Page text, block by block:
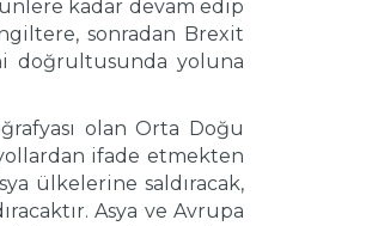
kadar devam edip
sonradan Brexit
doğrultusunda yoluna
olan Orta Doğu
ifade etmekten
ülkelerine saldıracak,
Asya ve Avrupa